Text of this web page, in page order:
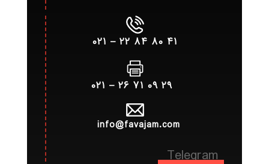
۴۱ ۸۰ ۸۴ ۲۲ – ۰۲۱
۲۹ ۰۹ ۷۱ ۲۶ – ۰۲۱
info@favajam.com
Telegram